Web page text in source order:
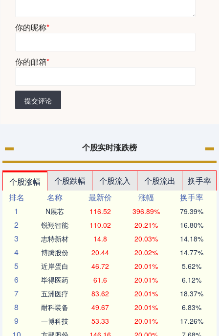
你的昵称*
你的邮箱*
提交评论
个股实时涨跌榜
个股涨幅 个股跌幅 个股流入 个股流出
换手率
排名
名称 最新价 涨幅
换手率
1
N展芯 116.52 396.89% 79.39%
2 锐翔智能 110.02 20.21% 16.80%
3 志特新材 14.8 20.03% 14.18%
4 博腾股份 20.44 20.02% 14.77%
5 近岸蛋白 46.72 20.01% 5.62%
6 毕得医药 61.6 20.01% 6.12%
7 五洲医疗 83.62 20.01% 18.37%
8 耐科装备 49.67 20.01% 6.83%
9 一博科技 53.33 20.01% 17.26%